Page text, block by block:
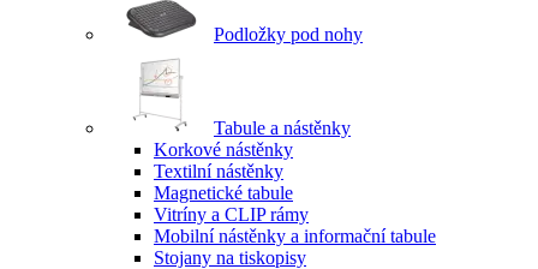
Podložky pod nohy
Tabule a nástěnky
Korkové nástěnky
Textilní nástěnky
Magnetické tabule
Vitríny a CLIP rámy
Mobilní nástěnky a informační tabule
Stojany na tiskopisy